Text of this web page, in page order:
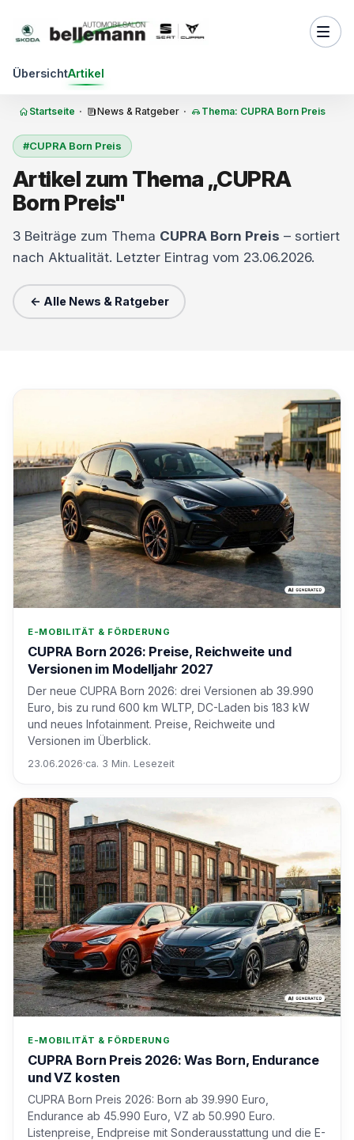
ÜbersichtArtikel
Startseite · News & Ratgeber · Thema: CUPRA Born Preis
#CUPRA Born Preis
Artikel zum Thema „CUPRA
Born Preis"
3 Beiträge zum Thema CUPRA Born Preis – sortiert
nach Aktualität. Letzter Eintrag vom 23.06.2026.
← Alle News & Ratgeber
E-MOBILITÄT & FÖRDERUNG
CUPRA Born 2026: Preise, Reichweite und
Versionen im Modelljahr 2027
Der neue CUPRA Born 2026: drei Versionen ab 39.990
Euro, bis zu rund 600 km WLTP, DC-Laden bis 183 kW
und neues Infotainment. Preise, Reichweite und
Versionen im Überblick.
23.06.2026·ca. 3 Min. Lesezeit
E-MOBILITÄT & FÖRDERUNG
CUPRA Born Preis 2026: Was Born, Endurance
und VZ kosten
CUPRA Born Preis 2026: Born ab 39.990 Euro,
Endurance ab 45.990 Euro, VZ ab 50.990 Euro.
Listenpreise, Endpreise mit Sonderausstattung und die E-